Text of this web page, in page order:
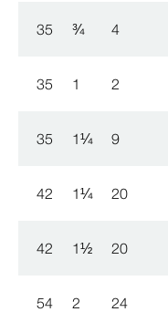
35 ¾ 4
35 1 2
35 1¼ 9
42 1¼ 20
42 1½ 20
54 2 24